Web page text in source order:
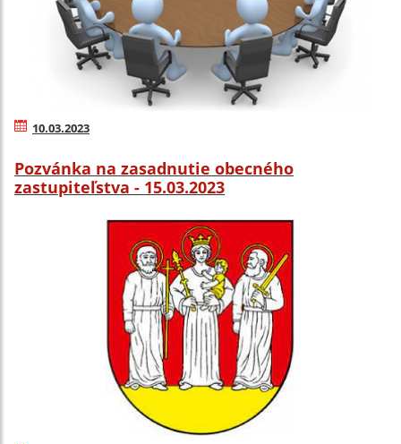
10.03.2023
Pozvánka na zasadnutie obecného
zastupiteľstva - 15.03.2023